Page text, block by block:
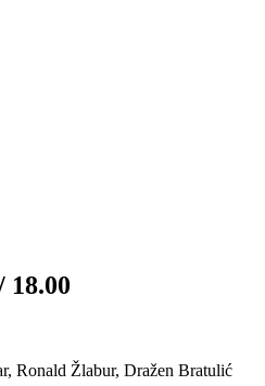
18.00
Ronald Žlabur, Dražen Bratulić